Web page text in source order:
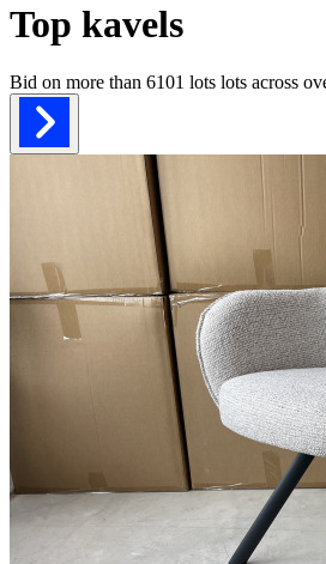
Top kavels
Bid on more than 6101 lots lots across